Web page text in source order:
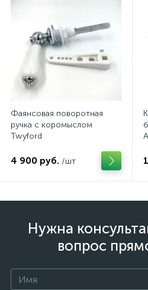
Фаянсовая поворотная
ручка с коромыслом
Twyford
4 900 руб. /шт
Нужна
вопрос